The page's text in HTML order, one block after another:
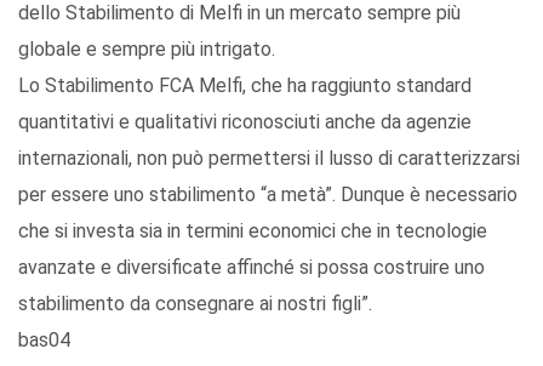
dello Stabilimento di Melfi in un mercato sempre più
globale e sempre più intrigato.
Lo Stabilimento FCA Melfi, che ha raggiunto standard
quantitativi e qualitativi riconosciuti anche da agenzie
internazionali, non può permettersi il lusso di caratterizzarsi
per essere uno stabilimento “a metà”. Dunque è necessario
che si investa sia in termini economici che in tecnologie
avanzate e diversificate affinché si possa costruire uno
stabilimento da consegnare ai nostri figli”.
bas04